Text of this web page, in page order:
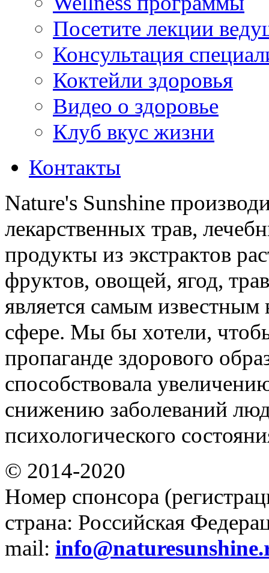
Посетите лекции
Консультация
Коктейли здоровья
Видео о здоровье
Клуб вкус жизни
Контакты
Nature's Sunshine
лекарственных трав,
продукты из экстрактов
фруктов, овощей, ягод,
является самым
сфере. Мы бы хотели,
пропаганде здорового
способствовала
снижению заболеваний
психологического
© 2014-2020
Номер спонсора
страна: Российская
mail: